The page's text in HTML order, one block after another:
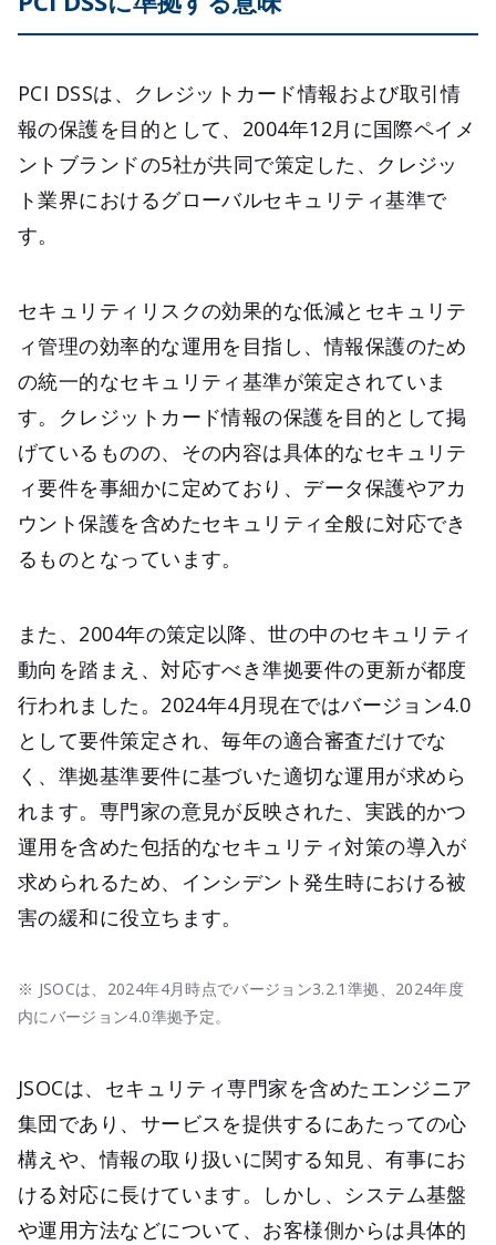
PCI DSSは、クレジットカード情報および取引情
報の保護を目的として、2004年12月に国際ペイメ
ントブランドの5社が共同で策定した、クレジッ
ト業界におけるグローバルセキュリティ基準で
す。
セキュリティリスクの効果的な低減とセキュリテ
ィ管理の効率的な運用を目指し、情報保護のため
の統一的なセキュリティ基準が策定されていま
す。クレジットカード情報の保護を目的として掲
げているものの、その内容は具体的なセキュリテ
ィ要件を事細かに定めており、データ保護やアカ
ウント保護を含めたセキュリティ全般に対応でき
るものとなっています。
また、2004年の策定以降、世の中のセキュリティ
動向を踏まえ、対応すべき準拠要件の更新が都度
行われました。2024年4月現在ではバージョン4.0
として要件策定され、毎年の適合審査だけでな
く、準拠基準要件に基づいた適切な運用が求めら
れます。専門家の意見が反映された、実践的かつ
運用を含めた包括的なセキュリティ対策の導入が
求められるため、インシデント発生時における被
害の緩和に役立ちます。
※ JSOCは、2024年4月時点でバージョン3.2.1準拠、2024年度
内にバージョン4.0準拠予定。
JSOCは、セキュリティ専門家を含めたエンジニア
集団であり、サービスを提供するにあたっての心
構えや、情報の取り扱いに関する知見、有事にお
ける対応に長けています。しかし、システム基盤
や運用方法などについて、お客様側からは具体的